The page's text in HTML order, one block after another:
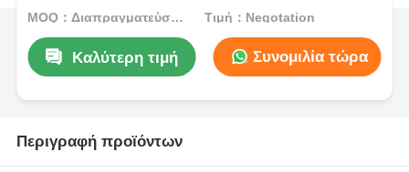
αλουμινίου της σειράς 6000.
MOQ：Διαπραγματεύσιμο Τιμή：Negotation
Καλύτερη τιμή Συνομιλία τώρα
Περιγραφή προϊόντων